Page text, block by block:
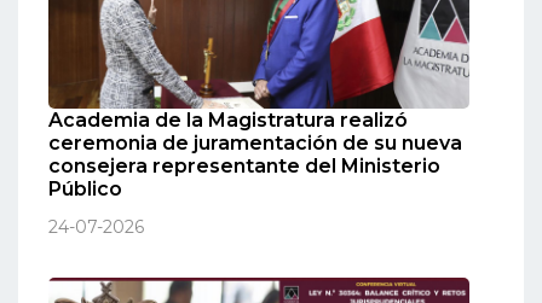
Academia de la Magistratura realizó
ceremonia de juramentación de su nueva
consejera representante del Ministerio
Público
24-07-2026